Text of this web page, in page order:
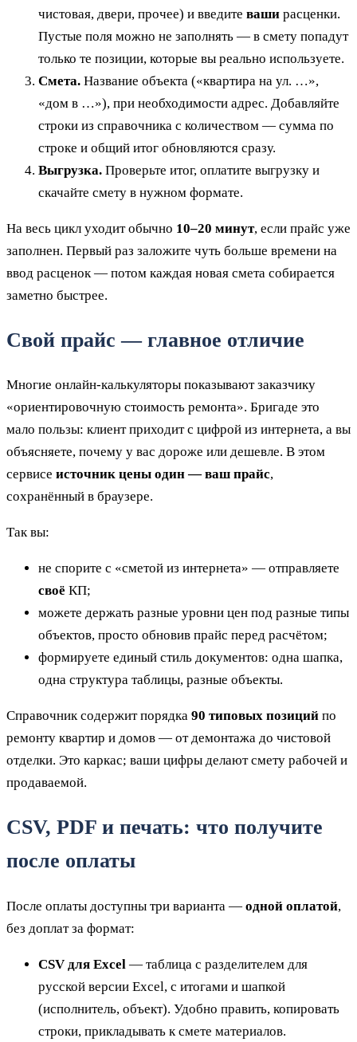
чистовая, двери, прочее) и введите ваши расценки.
Пустые поля можно не заполнять — в смету попадут
только те позиции, которые вы реально используете.
Смета. Название объекта («квартира на ул. …»,
«дом в …»), при необходимости адрес. Добавляйте
строки из справочника с количеством — сумма по
строке и общий итог обновляются сразу.
Выгрузка. Проверьте итог, оплатите выгрузку и
скачайте смету в нужном формате.
На весь цикл уходит обычно 10–20 минут, если прайс уже
заполнен. Первый раз заложите чуть больше времени на
ввод расценок — потом каждая новая смета собирается
заметно быстрее.
Свой прайс — главное отличие
Многие онлайн-калькуляторы показывают заказчику
«ориентировочную стоимость ремонта». Бригаде это
мало пользы: клиент приходит с цифрой из интернета, а вы
объясняете, почему у вас дороже или дешевле. В этом
сервисе источник цены один — ваш прайс,
сохранённый в браузере.
Так вы:
не спорите с «сметой из интернета» — отправляете
своё КП;
можете держать разные уровни цен под разные типы
объектов, просто обновив прайс перед расчётом;
формируете единый стиль документов: одна шапка,
одна структура таблицы, разные объекты.
Справочник содержит порядка 90 типовых позиций по
ремонту квартир и домов — от демонтажа до чистовой
отделки. Это каркас; ваши цифры делают смету рабочей и
продаваемой.
CSV, PDF и печать: что получите
после оплаты
После оплаты доступны три варианта — одной оплатой,
без доплат за формат:
CSV для Excel — таблица с разделителем для
русской версии Excel, с итогами и шапкой
(исполнитель, объект). Удобно править, копировать
строки, прикладывать к смете материалов.